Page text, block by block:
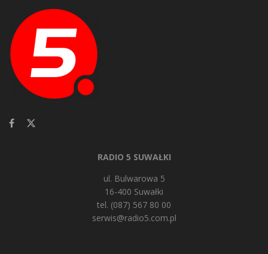
RADIO 5 SUWAŁKI
ul. Bulwarowa 5
16-400 Suwałki
tel. (087) 567 80 00
serwis@radio5.com.pl